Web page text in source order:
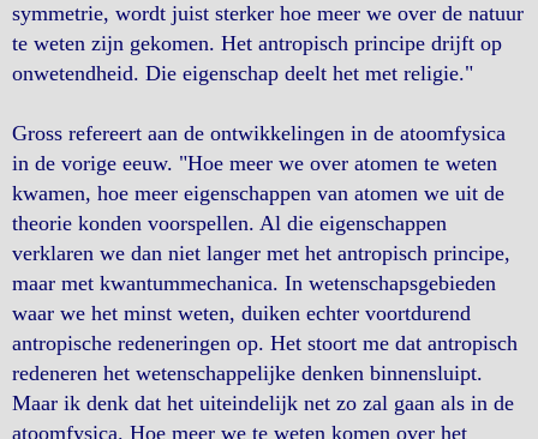
symmetrie, wordt juist sterker hoe meer we over de natuur
te weten zijn gekomen. Het antropisch principe drijft op
onwetendheid. Die eigenschap deelt het met religie."
Gross refereert aan de ontwikkelingen in de atoomfysica
in de vorige eeuw. "Hoe meer we over atomen te weten
kwamen, hoe meer eigenschappen van atomen we uit de
theorie konden voorspellen. Al die eigenschappen
verklaren we dan niet langer met het antropisch principe,
maar met kwantummechanica. In wetenschapsgebieden
waar we het minst weten, duiken echter voortdurend
antropische redeneringen op. Het stoort me dat antropisch
redeneren het wetenschappelijke denken binnensluipt.
Maar ik denk dat het uiteindelijk net zo zal gaan als in de
atoomfysica. Hoe meer we te weten komen over het